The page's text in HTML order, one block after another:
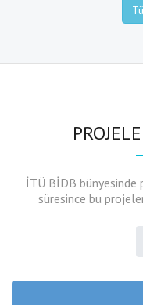
İTÜ BİDB
süresince bu